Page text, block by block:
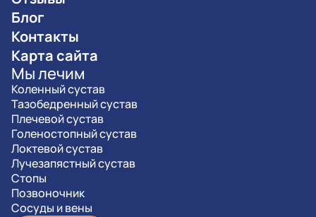
Блог
Контакты
Карта сайта
Мы лечим
Коленный сустав
Тазобедренный сустав
Плечевой сустав
Голеностопный сустав
Локтевой сустав
Лучезапястный сустав
Стопы
Позвоночник
Сосуды и вены